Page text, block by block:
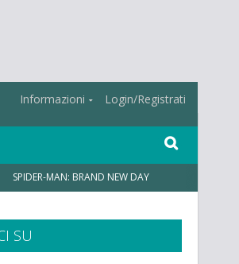
Informazioni Login/Registrati
SPIDER-MAN: BRAND NEW DAY
SU